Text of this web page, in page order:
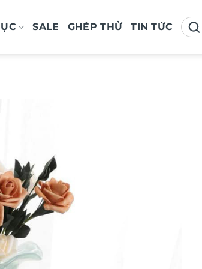
SALE GHÉP THỬ TIN TỨC
Tìm
kiếm: